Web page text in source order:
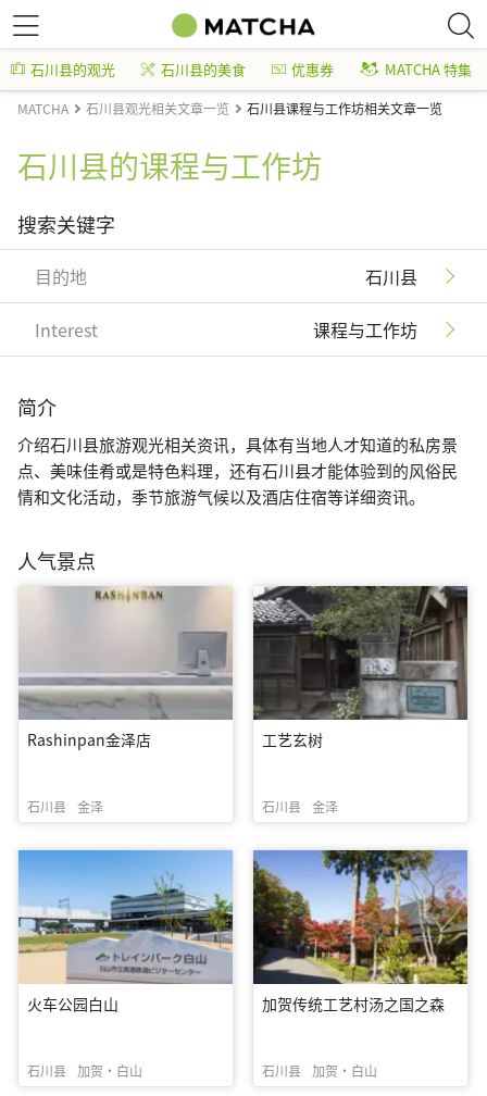
石川县的观光 石川县的美食 优惠券 MATCHA 特集
MATCHA 石川县观光相关文章一览 石川县课程与工作坊相关文章一览
石川县的课程与工作坊
搜索关键字
目的地 石川县
Interest 课程与工作坊
简介
介绍石川县旅游观光相关资讯，具体有当地人才知道的私房景
点、美味佳肴或是特色料理，还有石川县才能体验到的风俗民
情和文化活动，季节旅游气候以及酒店住宿等详细资讯。
人气景点
Rashinpan金泽店
石川县 金泽
工艺玄树
石川县 金泽
火车公园白山
石川县 加贺・白山
加贺传统工艺村汤之国之森
石川县 加贺・白山